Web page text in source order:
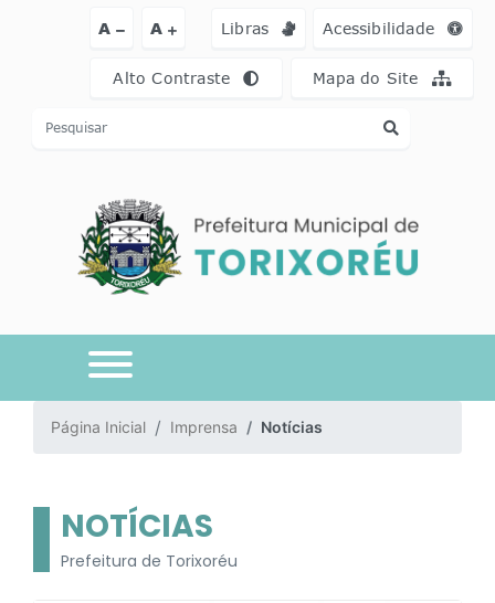
Ir para o conteúdo [alt+1] Ir para o menu [alt+2] Ir para a busca
A A Libras Acessibilidade
Alto Contraste Mapa do Site
Página Inicial Imprensa Notícias
NOTÍCIAS
Prefeitura de Torixoréu